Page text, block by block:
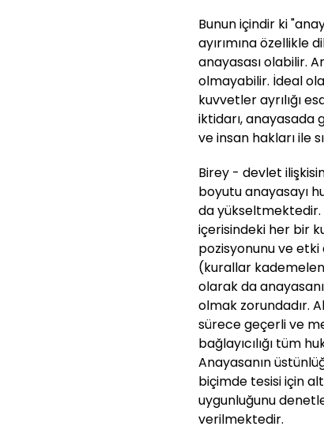
Bunun içindir ki
ayırımına
anayasası olabilir.
olmayabilir. İdeal
kuvvetler ayrılığı
iktidarı, anayasada
ve insan hakları ile
Birey - devlet
boyutu anayasayı
da yükseltmektedir.
içerisindeki her bir
pozisyonunu ve
(kurallar
olarak da
olmak zorundadır.
sürece geçerli ve
bağlayıcılığı tüm
Anayasanın
biçimde tesisi için
uygunluğunu
verilmektedir.